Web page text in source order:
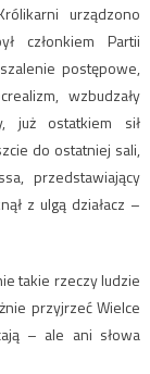
urządzono
członkiem Partii
postępowe,
wzbudzały
już ostatkiem sił
do ostatniej sali,
przedstawiający
z ulgą działacz –
takie rzeczy ludzie
przyjrzeć Wielce
– ale ani słowa